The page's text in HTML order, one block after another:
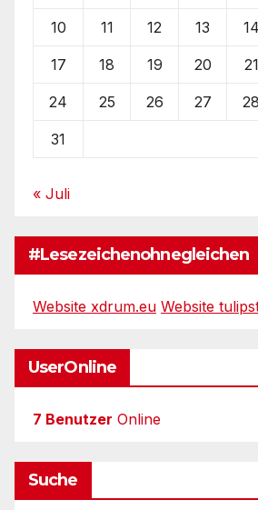
10 11 12 13 14
17 18 19 20 21
24 25 26 27 28
31
« Juli
#Lesezeichenohnegleichen
Website xdrum.eu Website
UserOnline
7 Benutzer Online
Suche